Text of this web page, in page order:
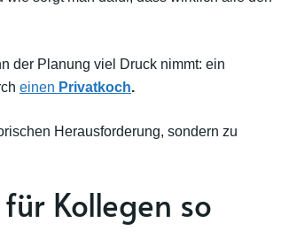
der Planung viel Druck nimmt: ein
einen Privatkoch.
Herausforderung, sondern zu
Kollegen so